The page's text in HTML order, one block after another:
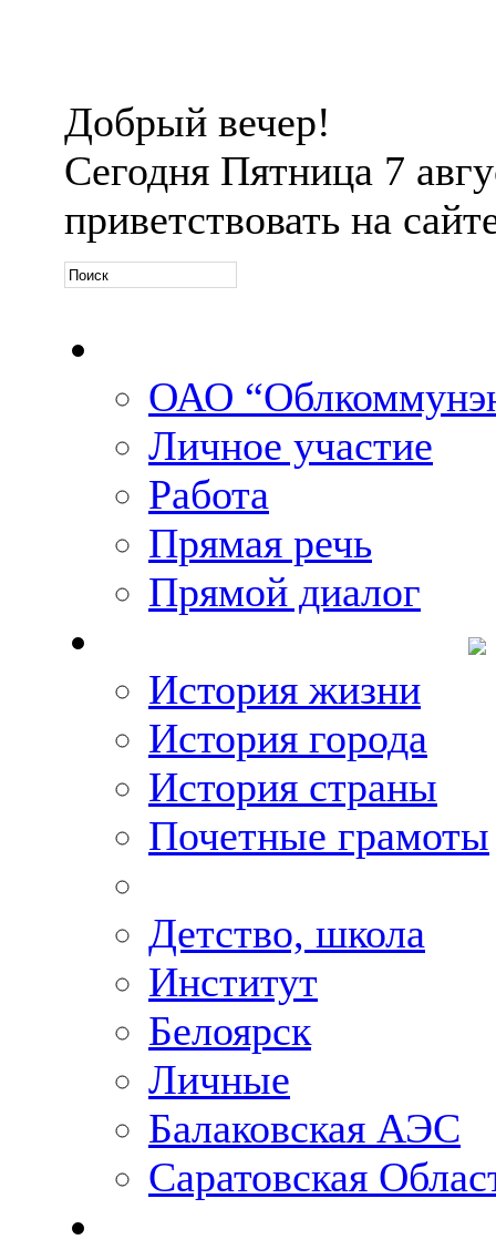
Добрый вечер!
Сегодня Пятница 7
приветствовать на
ОАО
Личное участие
Работа
Прямая речь
Прямой диалог
История жизни
История города
История страны
Почетные грамоты
Детство, школа
Институт
Белоярск
Личные
Балаковская АЭС
Саратовская